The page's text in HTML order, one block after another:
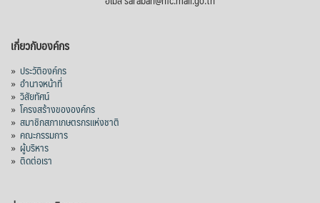
เกี่ยวกับองค์กร
» ประวัติองค์กร
» อำนาจหน้าที่
» วิสัยทัศน์
» โครงสร้างขององค์กร
» สมาชิกสภาเกษตรกรแห่งชาติ
» คณะกรรมการ
» ผู้บริหาร
» ติดต่อเรา